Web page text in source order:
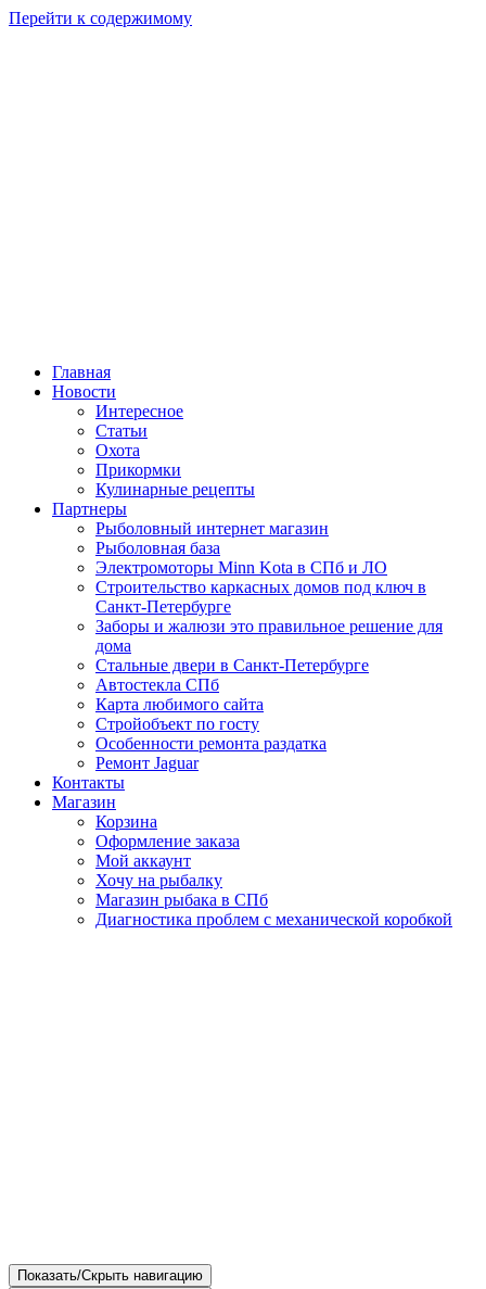
Перейти к содержимому
Главная
Новости
Интересное
Статьи
Охота
Прикормки
Кулинарные рецепты
Партнеры
Рыболовный интернет магазин
Рыболовная база
Электромоторы Minn Kota в СПб и ЛО
Строительство каркасных домов под ключ в
Санкт-Петербурге
Заборы и жалюзи это правильное решение для
дома
Стальные двери в Санкт-Петербурге
Автостекла СПб
Карта любимого сайта
Стройобъект по госту
Особенности ремонта раздатка
Ремонт Jaguar
Контакты
Магазин
Корзина
Оформление заказа
Мой аккаунт
Хочу на рыбалку
Магазин рыбака в СПб
Диагностика проблем с механической коробкой
Показать/Скрыть навигацию